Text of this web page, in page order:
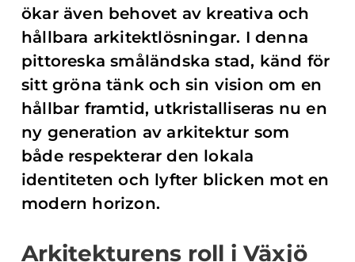
ökar även behovet av kreativa och
hållbara arkitektlösningar. I denna
pittoreska småländska stad, känd för
sitt gröna tänk och sin vision om en
hållbar framtid, utkristalliseras nu en
ny generation av arkitektur som
både respekterar den lokala
identiteten och lyfter blicken mot en
modern horizon.
Arkitekturens roll i Växjö